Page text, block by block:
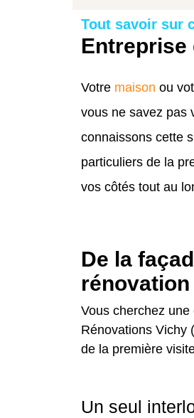
Tout savoir sur
Entreprise
Votre maison ou
vous ne savez pas
connaissons cette
particuliers de la
vos côtés tout au
De la
Vous cherchez
Rénovations Vichy
de la première
Un seul